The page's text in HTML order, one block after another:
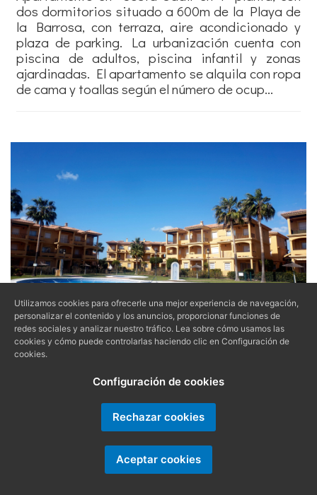
dos dormitorios situado a 600m de la Playa de
la Barrosa, con terraza, aire acondicionado y
plaza de parking. La urbanización cuenta con
piscina de adultos, piscina infantil y zonas
ajardinadas. El apartamento se alquila con ropa
de cama y toallas según el número de ocup...
Ref. CGYUCA0762
5 2
EN COSTA GADIR
ALQUILER | APARTAMENTO EN NOVO SANCTI
Utilizamos cookies para ofrecerle una mejor experiencia de navegación,
personalizar el contenido y los anuncios, proporcionar funciones de
redes sociales y analizar nuestro tráfico. Lea sobre cómo usamos las
cookies y cómo puede controlarlas haciendo clic en Configuración de
cookies.
Configuración de cookies
Rechazar cookies
Aceptar cookies